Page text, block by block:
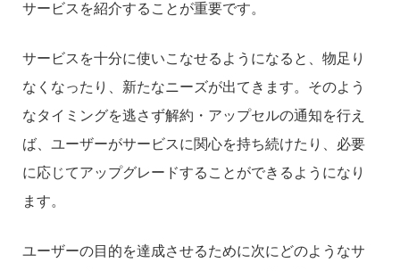
サービスを紹介することが重要です。
サービスを十分に使いこなせるようになると、物足り
なくなったり、新たなニーズが出てきます。そのよう
なタイミングを逃さず解約・アップセルの通知を行え
ば、ユーザーがサービスに関心を持ち続けたり、必要
に応じてアップグレードすることができるようになり
ます。
ユーザーの目的を達成させるために次にどのようなサ